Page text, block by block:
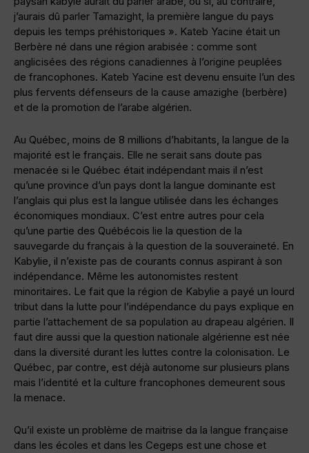
j’aurais dû parler Tamazight, la première langue du pays
depuis les temps préhistoriques ». Kateb Yacine était un
Berbère né dans une région arabisée : comme sont
anglicisées des régions canadiennes à l’origine peuplées
de francophones. Kateb Yacine est devenu ensuite l’un des
plus fervents défenseurs de la cause amazighe (berbère)
et de la promotion de l’arabe algérien.
Au Québec, moins de 8 millions d’habitants, la langue de la
majorité est le français. Elle ne serait sans doute pas
menacée si le Québec était indépendant mais il n’est
qu’une province d’un pays dont la langue dominante est
l’anglais qui plus est la langue utilisée dans les échanges
économiques mondiaux. C’est entre autres pour cela
qu’une partie des Québécois lie la question de la
sauvegarde du français à la question de la souveraineté. En
Kabylie, il n’existe pas de courants connus aspirant à son
indépendance. Même les autonomistes restent
minoritaires. Le fait que la région de Kabylie a payé un lourd
tribut dans la lutte pour l’indépendance du pays explique en
partie l’attachement de sa population au drapeau algérien. Il
faut dire aussi que la question nationale algérienne est née
dans la diversité durant les luttes contre la colonisation. Le
Québec, par contre, est déjà autonome sur plusieurs plans
mais l’identité et la culture francophones demeurent sous
la menace.
Qu’il existe un problème de maitrise da la langue française
dans les écoles et dans les Cegeps est une chose et